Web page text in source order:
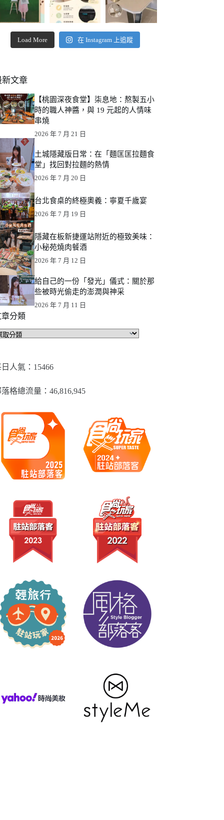
Load More 在 Instagram 上追蹤
新文章
【桃園深夜食堂】柒息地：熬製五小
時的職人神醬，與 19 元起的人情味
串燒
2026 年 7 月 21 日
土城隱藏版日常：在「麵匡匡拉麵食
堂」找回對拉麵的熱情
2026 年 7 月 20 日
台北食桌的終極奧義：寧夏千歲宴
2026 年 7 月 19 日
隱藏在板新捷運站附近的極致美味：
小秘苑燒肉餐酒
2026 年 7 月 12 日
給自己的一份「發光」儀式：關於那
些被時光偷走的澎潤與神采
2026 年 7 月 11 日
分類
人氣：15466
格總流量：​46,816,945